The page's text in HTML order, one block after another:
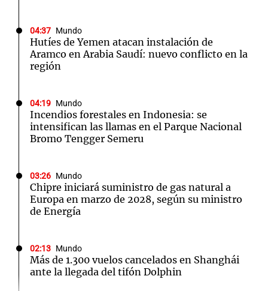
04:37 Mundo
Hutíes de Yemen atacan instalación de
Aramco en Arabia Saudí: nuevo conflicto en la
región
04:19 Mundo
Incendios forestales en Indonesia: se
intensifican las llamas en el Parque Nacional
Bromo Tengger Semeru
03:26 Mundo
Chipre iniciará suministro de gas natural a
Europa en marzo de 2028, según su ministro
de Energía
02:13 Mundo
Más de 1.300 vuelos cancelados en Shanghái
ante la llegada del tifón Dolphin